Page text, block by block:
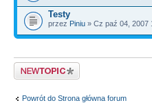
Testy
przez Piniu » Cz paź 04, 2007
Napisz wątek
Powrót do Strona główna forum